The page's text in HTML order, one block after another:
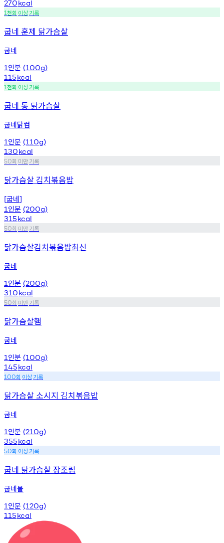
270kcal
1천회 이상기록
굽네 훈제 닭가슴살
굽네
1 인분 (100g)
115kcal
1천회 이상기록
굽네 통 닭가슴살
굽네닭컴
1 인분 (110g)
130kcal
50회 미만기록
닭가슴살 김치볶음밥
[굽네]
1 인분 (200g)
315kcal
50회 미만기록
닭가슴살김치볶음밥최신
굽네
1 인분 (200g)
310kcal
50회 미만기록
닭가슴살햄
굽네
1 인분 (100g)
145kcal
100회 이상기록
닭가슴살 소시지 김치볶음밥
굽네
1 인분 (210g)
355kcal
50회 이상기록
굽네 닭가슴살 장조림
굽네몰
1 인분 (120g)
115kcal